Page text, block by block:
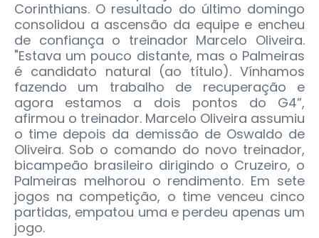
Corinthians. O resultado do último domingo
consolidou a ascensão da equipe e encheu
de confiança o treinador Marcelo Oliveira.
"Estava um pouco distante, mas o Palmeiras
é candidato natural (ao título). Vínhamos
fazendo um trabalho de recuperação e
agora estamos a dois pontos do G4”,
afirmou o treinador. Marcelo Oliveira assumiu
o time depois da demissão de Oswaldo de
Oliveira. Sob o comando do novo treinador,
bicampeão brasileiro dirigindo o Cruzeiro, o
Palmeiras melhorou o rendimento. Em sete
jogos na competição, o time venceu cinco
partidas, empatou uma e perdeu apenas um
jogo.